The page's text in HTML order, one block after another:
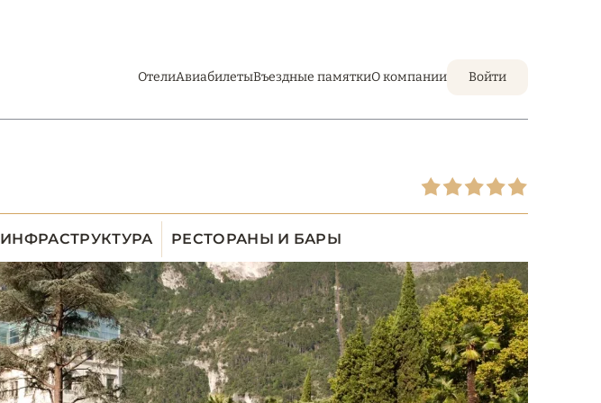
ОтелиАвиабилетыВъездные памяткиО компании Войти
ИНФРАСТРУКТУРА РЕСТОРАНЫ И БАРЫ